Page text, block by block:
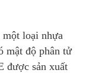
loại nhựa
mật độ phân tử
được sản xuất